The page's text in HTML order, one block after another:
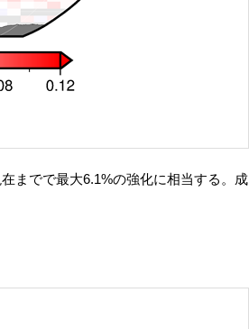
までで最大6.1%の強化に相当する。成